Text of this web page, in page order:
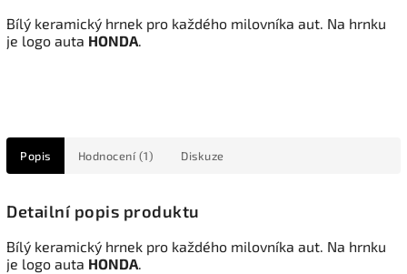
Bílý keramický hrnek pro každého milovníka aut. Na hrnku
je logo auta HONDA.
Popis Hodnocení (1) Diskuze
Detailní popis produktu
Bílý keramický hrnek pro každého milovníka aut. Na hrnku
je logo auta HONDA.